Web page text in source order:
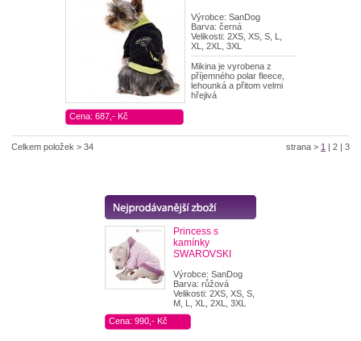
Výrobce: SanDog
Barva: černá
Velikosti: 2XS, XS, S, L,
XL, 2XL, 3XL
Mikina je vyrobena z
příjemného polar fleece,
lehounká a přitom velmi
hřejivá
Cena: 687,- Kč
Celkem položek > 34 strana > 1 | 2 | 3
Princess s
kamínky
SWAROVSKI
Výrobce: SanDog
Barva: růžová
Velikosti: 2XS, XS, S,
M, L, XL, 2XL, 3XL
Cena: 990,- Kč